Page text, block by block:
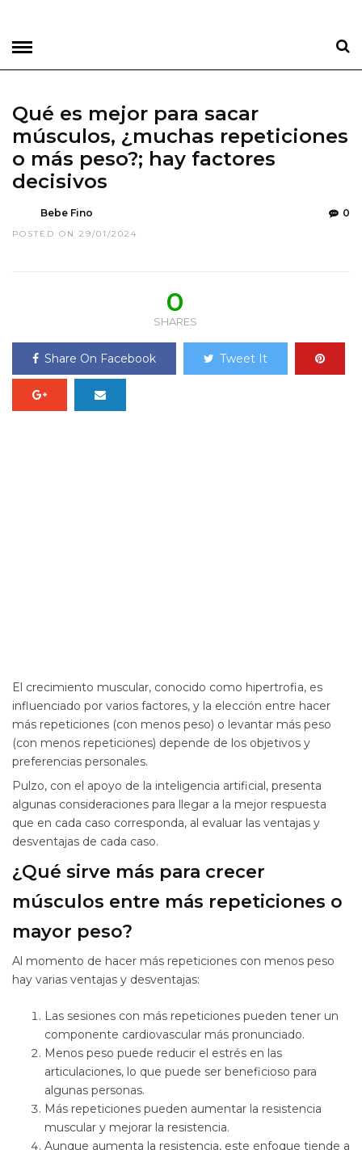
Qué es mejor para sacar
músculos, ¿muchas repeticiones
o más peso?; hay factores
decisivos
Bebe Fino
POSTED ON 29/01/2024
0
0
SHARES
Share On Facebook Tweet It
El crecimiento muscular, conocido como hipertrofia, es
influenciado por varios factores, y la elección entre hacer
más repeticiones (con menos peso) o levantar más peso
(con menos repeticiones) depende de los objetivos y
preferencias personales.
Pulzo, con el apoyo de la inteligencia artificial, presenta
algunas consideraciones para llegar a la mejor respuesta
que en cada caso corresponda, al evaluar las ventajas y
desventajas de cada caso.
¿Qué sirve más para crecer
músculos entre más repeticiones o
mayor peso?
Al momento de hacer más repeticiones con menos peso
hay varias ventajas y desventajas:
Las sesiones con más repeticiones pueden tener un
componente cardiovascular más pronunciado.
Menos peso puede reducir el estrés en las
articulaciones, lo que puede ser beneficioso para
algunas personas.
Más repeticiones pueden aumentar la resistencia
muscular y mejorar la resistencia.
Aunque aumenta la resistencia, este enfoque tiende a